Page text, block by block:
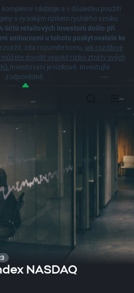
nástroje a v důsledku použití
s vysokým rizikem rychlého vzniku
účtů retailových investorů došlo při
smlouvami u tohoto poskytovatele ke
zvážit, zda rozumíte tomu, jak rozdílové
dovolit vysoké riziko ztráty svých
Investování je rizikové. Investujte
zodpovědně.
NASDAQ